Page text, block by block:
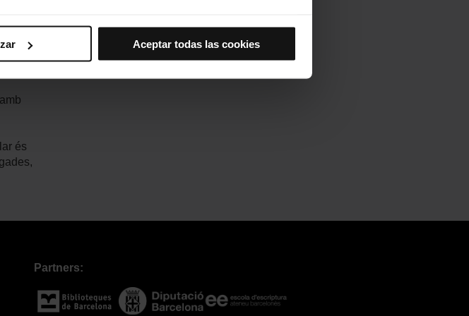
sugerimos que selecciones las cookies de
(como el idioma) y mejoran tu experiencia de
tu selección de cookies seleccionando la opción
de la web.
Aceptar todas las cookies
El
sols
és
Partners: